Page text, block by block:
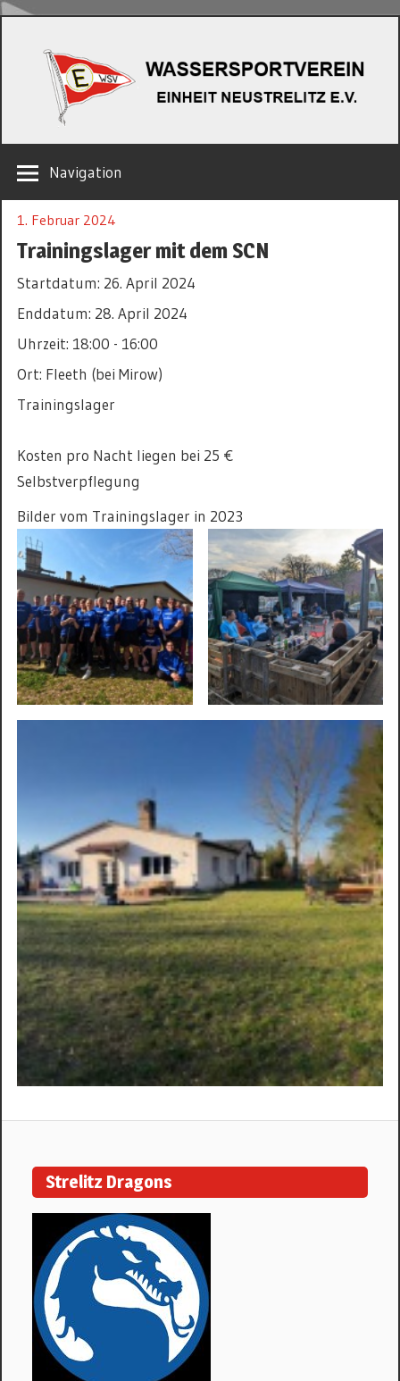
springen
NEUSTRELITZ
E.V.
Navigation
1. Februar 2024
Trainingslager mit dem SCN
Startdatum: 26. April 2024
Enddatum: 28. April 2024
Uhrzeit: 18:00 - 16:00
Ort: Fleeth (bei Mirow)
Trainingslager
Kosten pro Nacht liegen bei 25 €
Selbstverpflegung
Bilder vom Trainingslager in 2023
Strelitz Dragons